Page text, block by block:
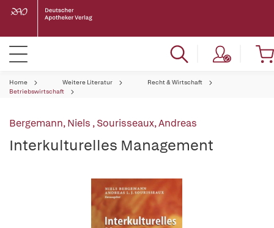
Home Weitere Literatur
Recht & Wirtschaft
Betriebswirtschaft
Bergemann, Niels ,Sourisseaux, Andreas
Interkulturelles Management